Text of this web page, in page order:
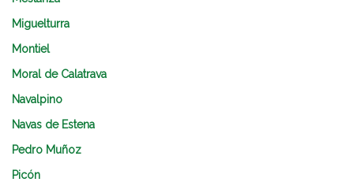
Miguelturra
Montiel
Moral de Calatrava
Navalpino
Navas de Estena
Pedro Muñoz
Picón